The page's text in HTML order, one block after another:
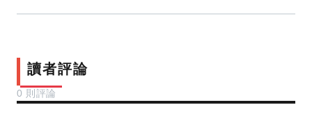
讀者評論
0 則評論